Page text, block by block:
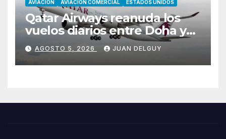
AVIACION AVIACION COMERCIAL ESTADOS UNIDOS
Qatar Airways reanuda los
vuelos diarios entre Doha y
Filadelfia con Airbus A350
AGOSTO 5, 2026 JUAN DELGUY